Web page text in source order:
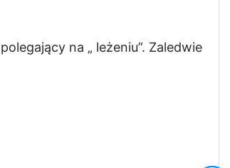
na „ leżeniu”. Zaledwie